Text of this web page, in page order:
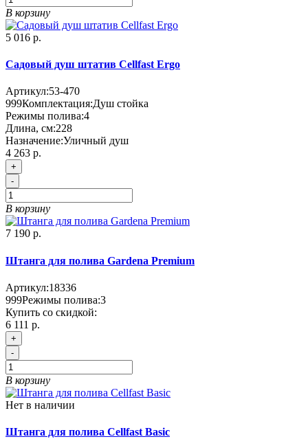
В корзину
5 016 р.
Садовый душ штатив Cellfast Ergo
Артикул:53-470
999Комплектация:Душ стойка
Режимы полива:4
Длина, см:228
Назначение:Уличный душ
4 263 р.
+
-
В корзину
7 190 р.
Штанга для полива Gardena Premium
Артикул:18336
999Режимы полива:3
Купить со скидкой:
6 111 р.
+
-
В корзину
Нет в наличии
Штанга для полива Cellfast Basic